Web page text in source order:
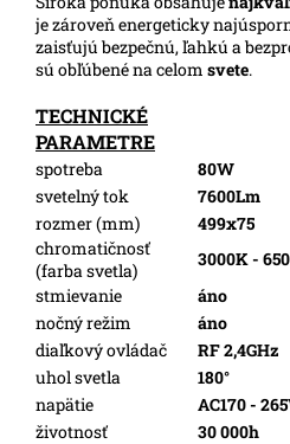
je zároveň energeticky
zaisťujú bezpečnú, ľahkú a
sú obľúbené na celom svete.
TECHNICKÉ
PARAMETRE
spotreba
80W
svetelný tok
7600Lm
rozmer (mm)
499x75
chromatičnosť
(farba svetla)
3000K -
stmievanie
áno
nočný režim
áno
diaľkový ovládač
RF 2,4GHz
uhol svetla
180°
napätie
AC170 -
životnosť
30 000h